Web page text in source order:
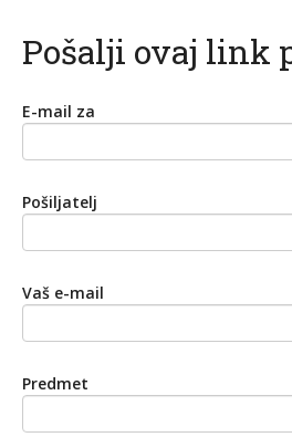
Pošalji ovaj link
E-mail za
Pošiljatelj
Vaš e-mail
Predmet